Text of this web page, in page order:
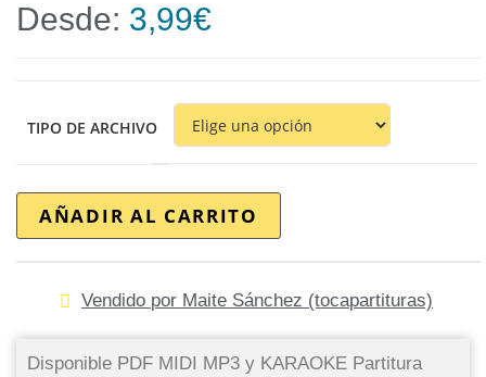
Desde: 3,99€
TIPO DE ARCHIVO
AÑADIR AL CARRITO
Vendido por Maite Sánchez (tocapartituras)
Disponible PDF MIDI MP3 y KARAOKE Partitura